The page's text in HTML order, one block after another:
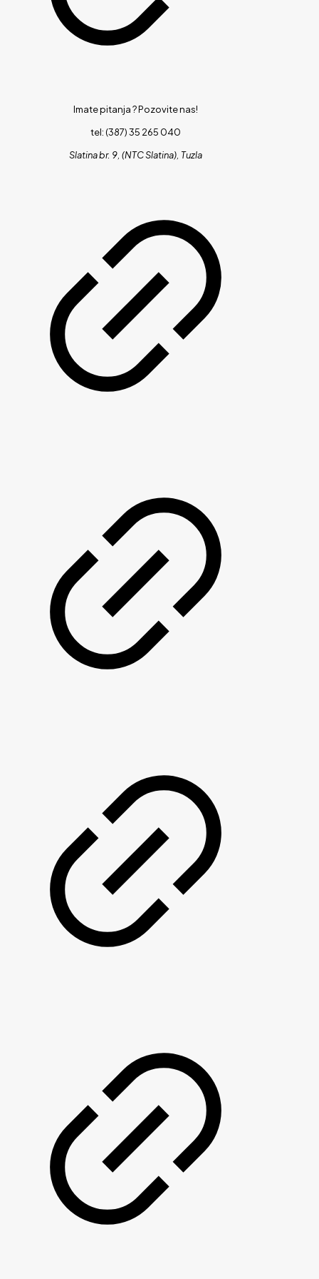
Imate pitanja ?Pozovite nas!
tel: (387) 35 265 040
Slatina br. 9, (NTC Slatina), Tuzla